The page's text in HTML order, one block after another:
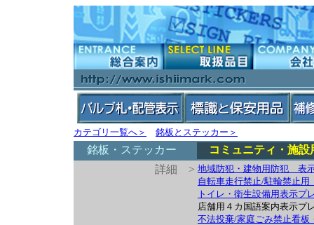
カテゴリ一覧へ＞ 銘板とステッカー＞
銘板・ステッカー
コミュニティ・施設
詳細 > 地域防犯・建物用防犯 表
自転車走行禁止/駐輪禁止
トイレ・衛生設備用表示プ
店舗用４カ国語案内表示プ
不法投棄/家庭ごみ禁止看板